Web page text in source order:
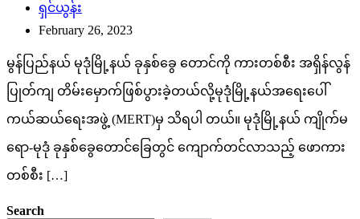
ရှင်ယွန်း
February 26, 2023
မွန်ပြည်နယ် မုဒုံမြို့နယ် ခုနှစ်ခွေ တောင်ကို ကားတစ်စီး အရှိန်လွန်
ပြုတ်ကျ တိမ်းမှောက်ဖြစ်ပွားခဲ့တယ်လို့မုဒုံမြို့နယ်အရေးပေါ်
ကယ်ဆယ်ရေးအဖွဲ့ (MERT)မှ သိရပါ တယ်။ မုဒုံမြို့နယ် ကျိုက်မ
ရော-မုဒုံ ခုနှစ်ခွေတောင်ခြေတွင် ကျောက်တင်လာသည့် ဖောကား
တစ်စီး […]
Search